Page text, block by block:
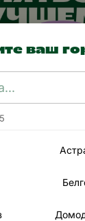
ваш
месте!
и